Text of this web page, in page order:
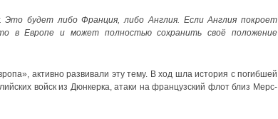
будет либо Франция, либо Англия. Если Англия покроет
в Европе и может полностью сохранить своё положение
активно развивали эту тему. В ход шла история с погибшей
войск из Дюнкерка, атаки на французский флот близ Мерс-